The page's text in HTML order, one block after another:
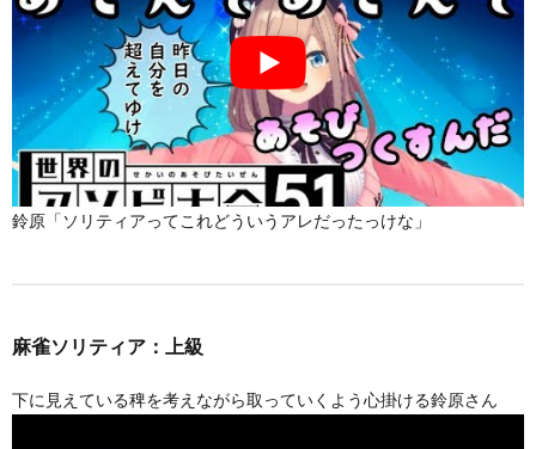
鈴原「ソリティアってこれどういうアレだったっけな」
麻雀ソリティア：上級
下に見えている稗を考えながら取っていくよう心掛ける鈴原さん